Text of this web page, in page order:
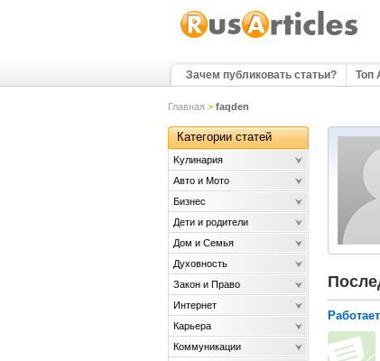
Зачем публиковать статьи? Топ
Главная > faqden
Категории статей
Kулинария
Авто и Мото
Бизнес
Дети и родители
Дом и Семья
Духовность
Закон и Право
Интернет
Карьера
Коммуникации